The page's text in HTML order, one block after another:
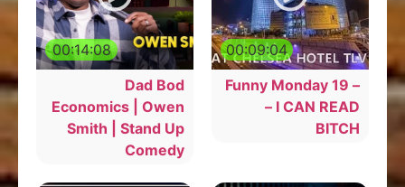
00:09:04
– Funny Monday 19
– I CAN READ
BITCH
00:14:08
Dad Bod
Economics | Owen
Smith | Stand Up
Comedy